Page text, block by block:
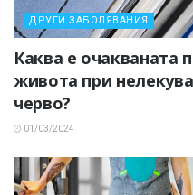
ДРУГИ ЗАБОЛЯВАНИЯ
Каква е очакваната
живота при
черво?
01/03/2024